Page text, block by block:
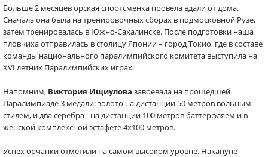
Больше 2 месяцев орская спортсменка провела вдали от дома.
Сначала она была на тренировочных сборах в подмосковной Рузе,
затем тренировалась в Южно-Сахалинске. После подготовки наша
пловчиха отправилась в столицу Японии – город Токио, где в составе
команды национального паралимпийского комитета выступила на
XVI летних Паралимпийских играх.
Напомним, Виктория Ищиулова завоевала на прошедшей
Паралимпиаде 3 медали: золото на дистанции 50 метров вольным
стилем, и два серебра - на дистанции 100 метров баттерфляем и в
женской комплексной эстафете 4х100 метров.
Успех орчанки отметили на самом высоком уровне. Накануне